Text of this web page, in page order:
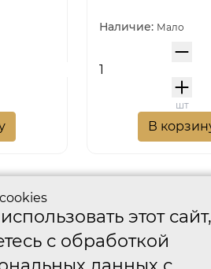
Наличие: Мало
шт
В
этот сайт,
с обработкой